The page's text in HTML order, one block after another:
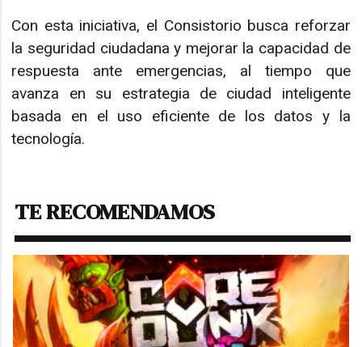
Con esta iniciativa, el Consistorio busca reforzar
la seguridad ciudadana y mejorar la capacidad de
respuesta ante emergencias, al tiempo que
avanza en su estrategia de ciudad inteligente
basada en el uso eficiente de los datos y la
tecnología.
TE RECOMENDAMOS